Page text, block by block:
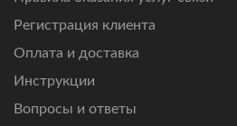
Регистрация клиента
Оплата и доставка
Инструкции
Вопросы и ответы